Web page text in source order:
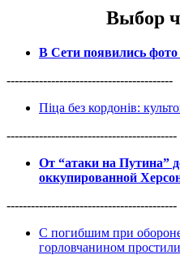
Выбор
В Сети появились
-----------------------------------------
Піца без кордонів:
------------------------------------------
От “атаки на Путина”
оккупированной
------------------------------------------
С погибшим при
горловчанином